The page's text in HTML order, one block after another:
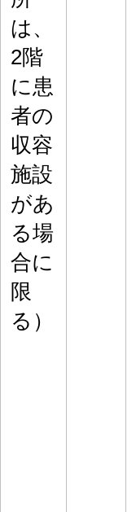
は、
2階
に患
者の
収容
施設
があ
る場
合に
限
る）